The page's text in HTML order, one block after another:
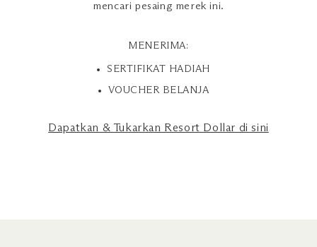
mencari pesaing merek ini.
MENERIMA:
SERTIFIKAT HADIAH
VOUCHER BELANJA
Dapatkan & Tukarkan Resort Dollar di sini